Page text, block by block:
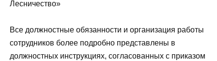
Лесничество»
Все должностные обязанности и организация работы
сотрудников более подробно представлены в
должностных инструкциях, согласованных с приказом